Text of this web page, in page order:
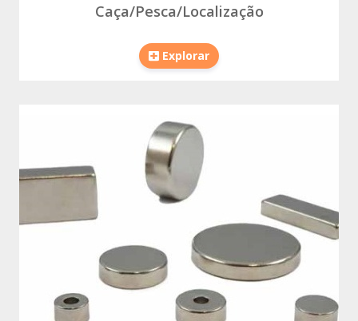
Caça/Pesca/Localização
Explorar